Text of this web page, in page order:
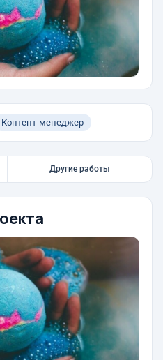
Контент-менеджер
Другие работы